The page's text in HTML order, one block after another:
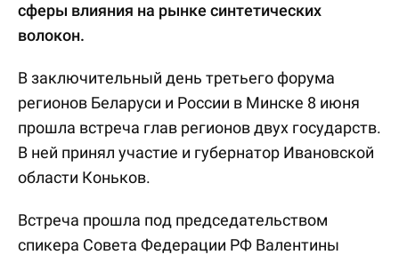
сферы влияния на рынке синтетических
волокон.
В заключительный день третьего форума
регионов Беларуси и России в Минске 8 июня
прошла встреча глав регионов двух государств.
В ней принял участие и губернатор Ивановской
области Коньков.
Встреча прошла под председательством
спикера Совета Федерации РФ Валентины